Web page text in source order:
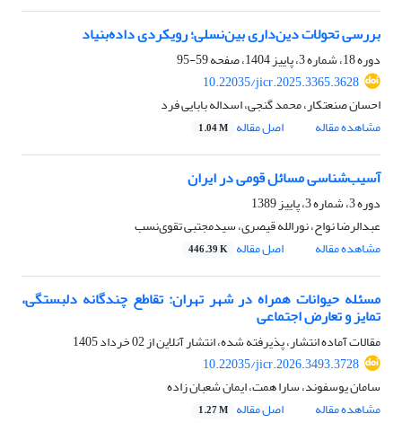
بررسی تحولات دین‌داری بین‌نسلی؛ رویکردی داده‌بنیاد
دوره 18، شماره 3، پاییز 1404، صفحه
59-95
10.22035/jicr.2025.3365.3628
احسان صنعتکار، محمد گنجی، اسداله بابایی فرد
مشاهده مقاله
اصل مقاله 1.04 M
آسیب‌شناسی مسائل قومی در ایران
دوره 3، شماره 3، پاییز 1389
عبدالرضا نواح، نورالله قیصری، سیدمجتبی تقوی‌نسب
مشاهده مقاله
اصل مقاله 446.39 K
مسئله حیوانات همراه در شهر تهران: تقاطع چندگانه دلبستگی،
تمایز و تعارض اجتماعی
مقالات آماده انتشار، پذیرفته شده، انتشار آنلاین از02 خرداد 1405
10.22035/jicr.2026.3493.3728
سامان یوسفوند، سارا همت، ایمان شعبان زاده
مشاهده مقاله
اصل مقاله 1.27 M